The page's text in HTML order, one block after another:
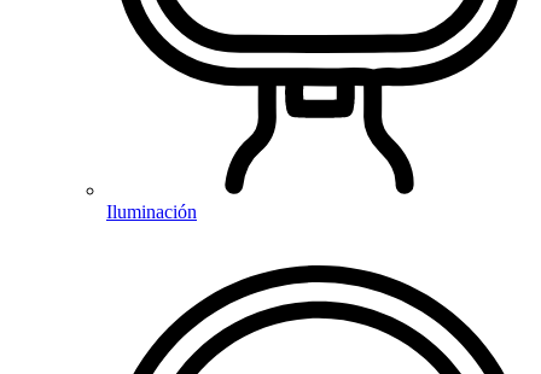
Iluminación